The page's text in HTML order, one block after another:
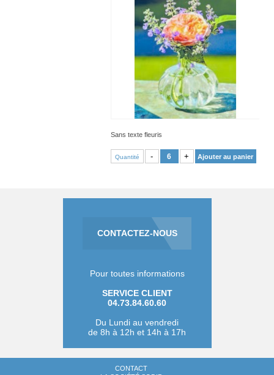
Sans texte fleuris
Quantité - + Ajouter au panier
CONTACTEZ-NOUS
Pour toutes informations
SERVICE CLIENT
04.73.84.60.60
Du Lundi au vendredi
de 8h à 12h et 14h à 17h
CONTACT